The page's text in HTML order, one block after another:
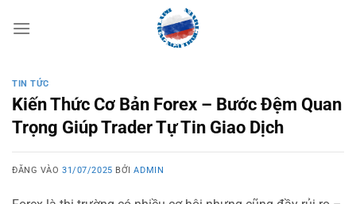
qua
TIN TỨC
Kiến Thức Cơ Bản Forex – Bước Đệm Quan
Trọng Giúp Trader Tự Tin Giao Dịch
ĐĂNG VÀO31/07/2025 BỞIADMIN